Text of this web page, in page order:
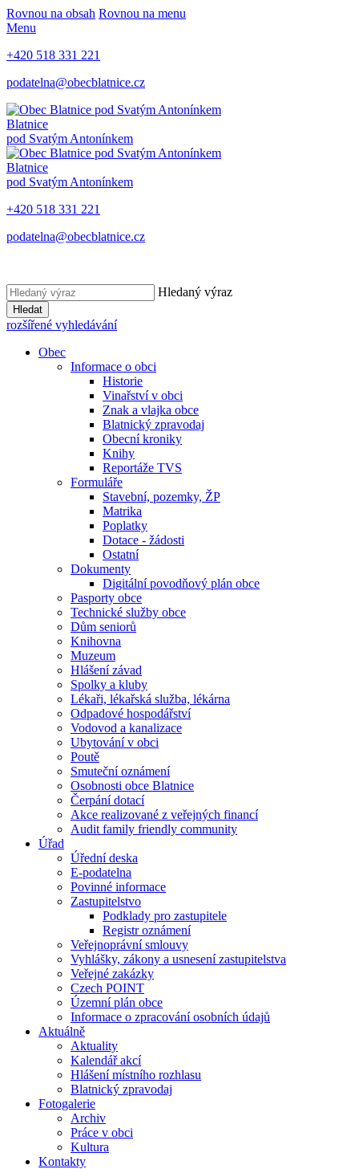
Rovnou na obsah Rovnou na menu
Menu
+420 518 331 221
podatelna@obecblatnice.cz
Blatnice
pod Svatým Antonínkem
Blatnice
pod Svatým Antonínkem
+420 518 331 221
podatelna@obecblatnice.cz
Hledaný výraz
Hledat
rozšířené vyhledávání
Obec
Informace o obci
Historie
Vinařství v obci
Znak a vlajka obce
Blatnický zpravodaj
Obecní kroniky
Knihy
Reportáže TVS
Formuláře
Stavební, pozemky, ŽP
Matrika
Poplatky
Dotace - žádosti
Ostatní
Dokumenty
Digitální povodňový plán obce
Pasporty obce
Technické služby obce
Dům seniorů
Knihovna
Muzeum
Hlášení závad
Spolky a kluby
Lékaři, lékařská služba, lékárna
Odpadové hospodářství
Vodovod a kanalizace
Ubytování v obci
Poutě
Smuteční oznámení
Osobnosti obce Blatnice
Čerpání dotací
Akce realizované z veřejných financí
Audit family friendly community
Úřad
Úřední deska
E-podatelna
Povinné informace
Zastupitelstvo
Podklady pro zastupitele
Registr oznámení
Veřejnoprávní smlouvy
Vyhlášky, zákony a usnesení zastupitelstva
Veřejné zakázky
Czech POINT
Územní plán obce
Informace o zpracování osobních údajů
Aktuálně
Aktuality
Kalendář akcí
Hlášení místního rozhlasu
Blatnický zpravodaj
Fotogalerie
Archiv
Práce v obci
Kultura
Kontakty